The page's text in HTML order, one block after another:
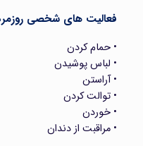
فعالیت های شخصی روزمره
• حمام کردن
• لباس پوشیدن
• آراستن
• توالت کردن
• خوردن
• مراقبت از دندان